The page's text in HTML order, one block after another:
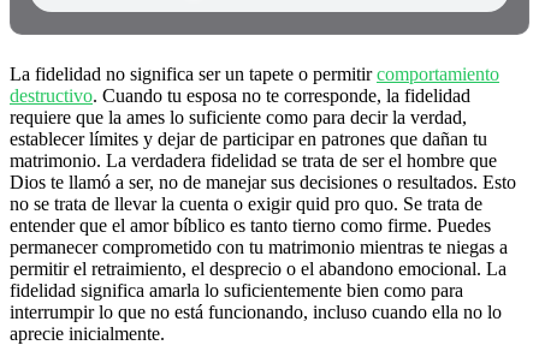
La fidelidad no significa ser un tapete o permitircomportamiento
destructivo. Cuando tu esposa no te corresponde, la fidelidad
requiere que la ames lo suficiente como para decir la verdad,
establecer límites y dejar de participar en patrones que dañan tu
matrimonio. La verdadera fidelidad se trata de ser el hombre que
Dios te llamó a ser, no de manejar sus decisiones o resultados. Esto
no se trata de llevar la cuenta o exigir quid pro quo. Se trata de
entender que el amor bíblico es tanto tierno como firme. Puedes
permanecer comprometido con tu matrimonio mientras te niegas a
permitir el retraimiento, el desprecio o el abandono emocional. La
fidelidad significa amarla lo suficientemente bien como para
interrumpir lo que no está funcionando, incluso cuando ella no lo
aprecie inicialmente.